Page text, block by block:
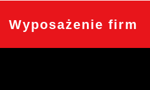
content
Wyposażenie firm